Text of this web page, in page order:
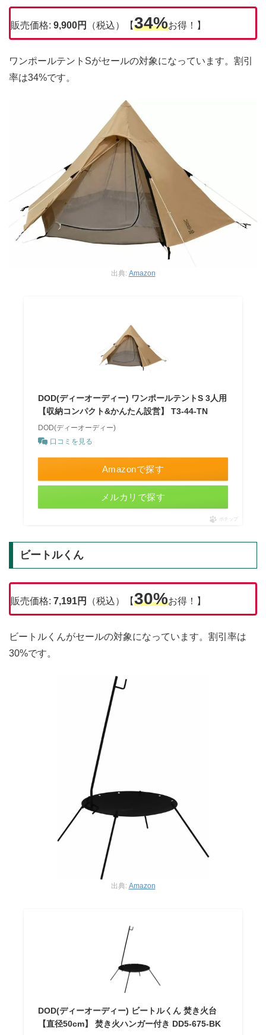
販売価格: 9,900円 （税込）【34%お得！】
ワンポールテントSがセールの対象になっています。割引
率は34%です。
出典: Amazon
DOD(ディーオーディー) ワンポールテントS 3人用
【収納コンパクト&かんたん設営】 T3-44-TN
DOD(ディーオーディー)
口コミを見る
Amazonで探す
メルカリで探す
ポチップ
ビートルくん
販売価格: 7,191円 （税込）【30%お得！】
ビートルくんがセールの対象になっています。割引率は
30%です。
出典: Amazon
DOD(ディーオーディー) ビートルくん 焚き火台
【直径50cm】 焚き火ハンガー付き DD5-675-BK